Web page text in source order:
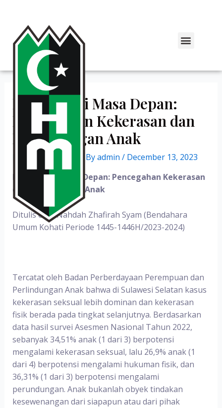
Melindungi Masa Depan:
Pencegahan Kekerasan dan
Perlindungan Anak
/ Byadmin / December 13, 2023
Melindungi Masa Depan: Pencegahan Kekerasan
dan Perlindungan Anak
Ditulis oleh Nahdah Zhafirah Syam (Bendahara
Umum Kohati Periode 1445-1446H/2023-2024)
Tercatat oleh Badan Perberdayaan Perempuan dan
Perlindungan Anak bahwa di Sulawesi Selatan kasus
kekerasan seksual lebih dominan dan kekerasan
fisik berada pada tingkat selanjutnya. Berdasarkan
data hasil survei Asesmen Nasional Tahun 2022,
sebanyak 34,51% anak (1 dari 3) berpotensi
mengalami kekerasan seksual, lalu 26,9% anak (1
dari 4) berpotensi mengalami hukuman fisik, dan
36,31% (1 dari 3) berpotensi mengalami
perundungan. Anak bukanlah obyek tindakan
kesewenangan dari siapapun atau dari pihak